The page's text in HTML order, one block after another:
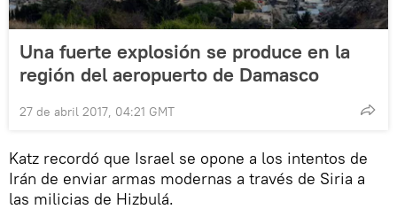
Una fuerte explosión se produce en la
región del aeropuerto de Damasco
27 de abril 2017, 04:21 GMT
Katz recordó que Israel se opone a los intentos de
Irán de enviar armas modernas a través de Siria a
las milicias de Hizbulá.